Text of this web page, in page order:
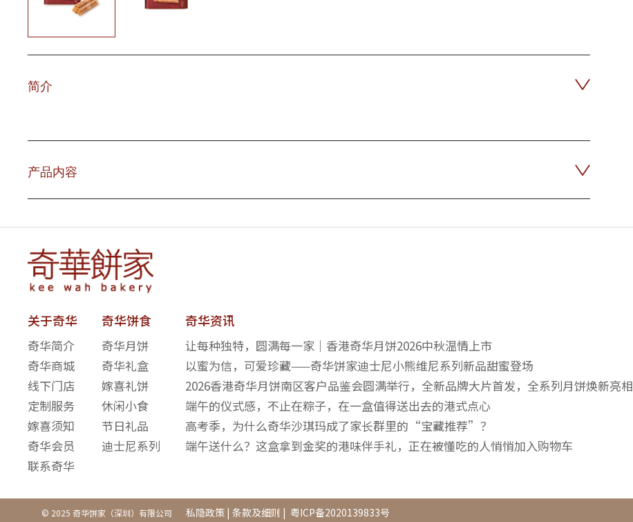
简介
产品内容
关于奇华
奇华简介
奇华商城
线下门店
定制服务
嫁喜须知
奇华会员
联系奇华
奇华饼食
奇华月饼
奇华礼盒
嫁喜礼饼
休闲小食
节日礼品
迪士尼系列
奇华资讯
让每种独特，圆满每一家｜香港奇华月饼2026中秋温情上市
以蜜为信，可爱珍藏——奇华饼家迪士尼小熊维尼系列新品甜蜜登场
2026香港奇华月饼南区客户品鉴会圆满举行，全新品牌大片首发，全系列月饼焕新亮相
端午的仪式感，不止在粽子，在一盒值得送出去的港式点心
高考季，为什么奇华沙琪玛成了家长群里的“宝藏推荐”？
端午送什么？这盒拿到金奖的港味伴手礼，正在被懂吃的人悄悄加入购物车
© 2025 奇华饼家（深圳）有限公司 私隐政策 | 条款及细则 | 粤ICP备2020139833号